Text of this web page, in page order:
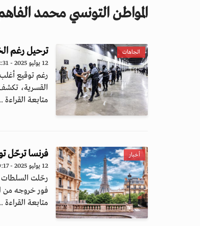
المواطن التونسي محمد
اتجاهات ترحيل رغم
12 يوليو 2025 - 12:31
رغم توقيع أغلب
القسرية، تكشف
متابعة القراءة
أخبار فرنسا ترحّل
12 يوليو 2025 - 09:17
فور خروجه من
متابعة القراءة